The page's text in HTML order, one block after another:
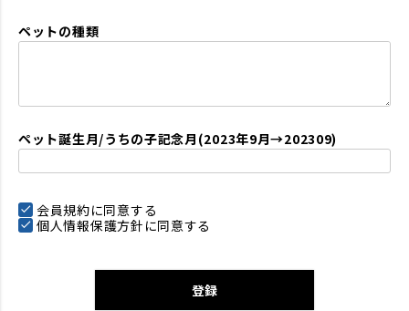
ペットの種類
ペット誕生月/うちの子記念月(2023年9月→202309)
会員規約に同意する
個人情報保護方針 に同意する
登録